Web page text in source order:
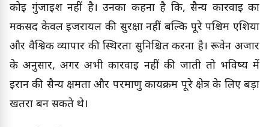
कोई गुंजाइश नहीं है। उनका कहना है कि, सैन्य कार्रवाई का
मकसद केवल इजरायल की सुरक्षा नहीं बल्कि पूरे पश्चिम एशिया
और वैश्विक व्यापार की स्थिरता सुनिश्चित करना है। रूवेन अजार
के अनुसार, अगर अभी कार्रवाई नहीं की जाती तो भविष्य में
ईरान की सैन्य क्षमता और परमाणु कार्यक्रम पूरे क्षेत्र के लिए बड़ा
खतरा बन सकते थे।